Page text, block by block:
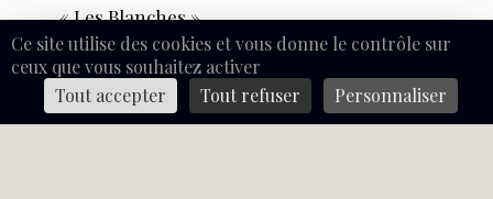
« Les Blanches »
Ce site utilise des cookies et vous donne le contrôle sur
ceux que vous souhaitez activer
Tout accepter
Tout refuser Personnaliser